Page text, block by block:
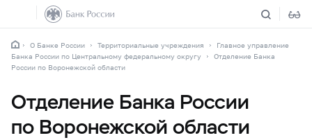
О Банке России Территориальные учреждения
Главное управление
Банка России по Центральному федеральному округу
Отделение Банка
России по Воронежской области
Отделение Банка России
по Воронежской области